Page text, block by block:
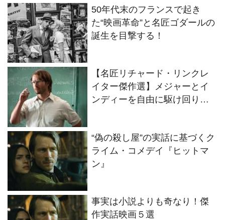
50年代末のフランスで起き
た“映画革命”と名匠ゴダールの
誕生を目撃する！
【名匠リチャード・リンクレ
イター傑作選】メジャーとイ
ンディーを自由に駆け回り、
“偽の殺し屋”の実話に基づくク
ライム・コメデイ『ヒットマ
ン』
事実は小説よりも奇なり！傑
作実話映画５選